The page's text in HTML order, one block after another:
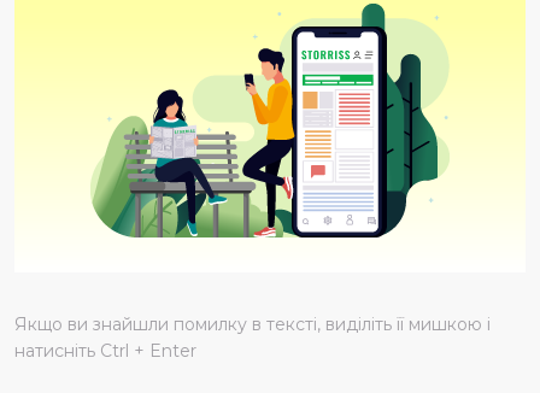
Якщо ви знайшли помилку в тексті, виділіть її мишкою і
натисніть Ctrl + Enter